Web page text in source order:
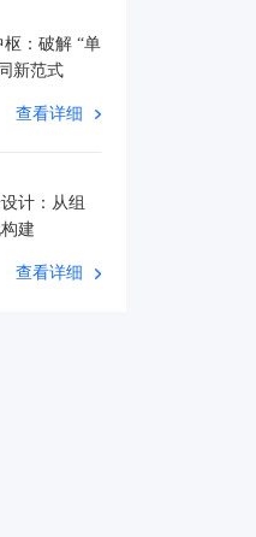
枢：破解 “单
新范式
查看详细
计：从组
建
查看详细